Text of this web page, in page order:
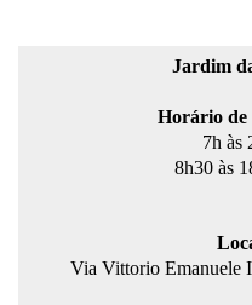
Jardim
Horário de
7h às
8h30 às
Via Vittorio Emanuele